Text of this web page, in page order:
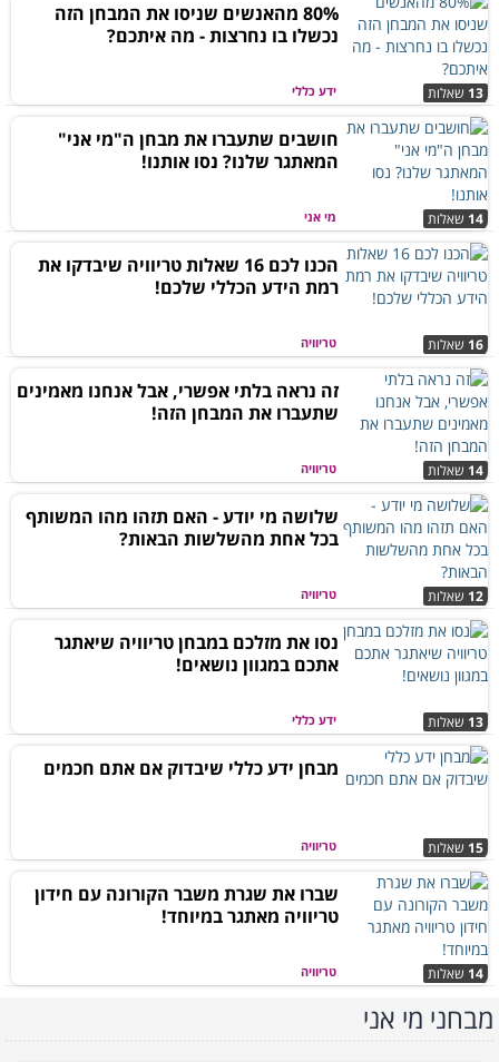
ידע כללי 13 שאלות
80% מהאנשים שניסו את המבחן הזה
נכשלו בו נחרצות - מה איתכם?
מי אני 14 שאלות
חושבים שתעברו את מבחן ה"מי אני"
המאתגר שלנו? נסו אותנו!
טריוויה 16 שאלות
הכנו לכם 16 שאלות טריוויה שיבדקו את
רמת הידע הכללי שלכם!
טריוויה 14 שאלות
זה נראה בלתי אפשרי, אבל אנחנו מאמינים
שתעברו את המבחן הזה!
טריוויה 12 שאלות
שלושה מי יודע - האם תזהו מהו המשותף
בכל אחת מהשלשות הבאות?
ידע כללי 13 שאלות
נסו את מזלכם במבחן טריוויה שיאתגר
אתכם במגוון נושאים!
טריוויה 15 שאלות
מבחן ידע כללי שיבדוק אם אתם חכמים
טריוויה 14 שאלות
שברו את שגרת משבר הקורונה עם חידון
טריוויה מאתגר במיוחד!
מבחני מי אני